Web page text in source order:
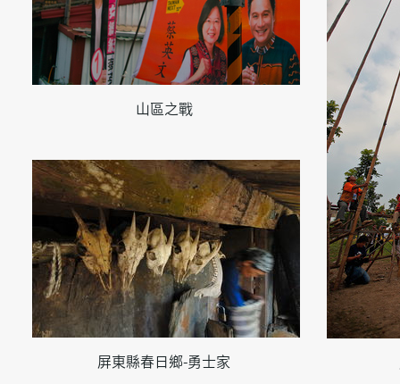
山區之戰
屏東縣春日鄉-勇士家